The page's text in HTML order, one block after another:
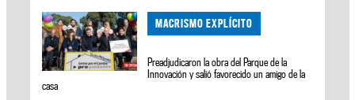
MACRISMO EXPLÍCITO
Preadjudicaron la obra del Parque de la
Innovación y salió favorecido un amigo de la
casa